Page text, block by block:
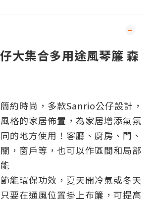
大集合多用途風琴簾 森
約時尚，多款Sanrio公仔設計，
格的家居佈置，為家居增添氣氛
的地方使用！客廳、廚房、門、
，窗戶等，也可以作區間和局部
能環保功效，夏天開冷氣或冬天
要在通風位置掛上布簾，可提高